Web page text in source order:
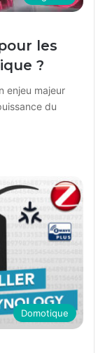
les
?
enjeu majeur
du
Domotique